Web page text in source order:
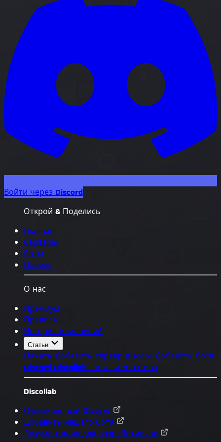
Войти через Discord
Открой & Поделись
Главная
Серверы
Боты
Панель
О нас
Премиум
Правила
История изменений
Статьи
Начать Добавить сервер Discord Добавить бота
Discord Discollab как альтернатива
Discollab
Официальный Discord
Добавить нашего бота
Документация для разработчиков